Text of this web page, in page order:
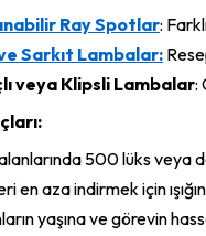
Ray Spotlar:
Sarkıt Lambalar:
veya Klipsli Lambalar:
500 lüks veya
en aza indirmek için
yaşına ve görevin